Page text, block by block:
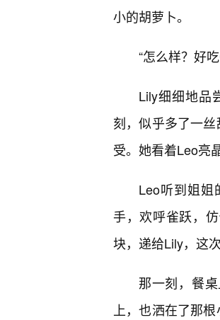
小的胡萝卜。
“怎么样？好
Lily细细地品
刻，似乎多了一
受。她看着Leo亮
Leo听到姐姐
手，欢呼雀跃，
块，递给Lily，这
那一刻，餐
上，也洒在了那